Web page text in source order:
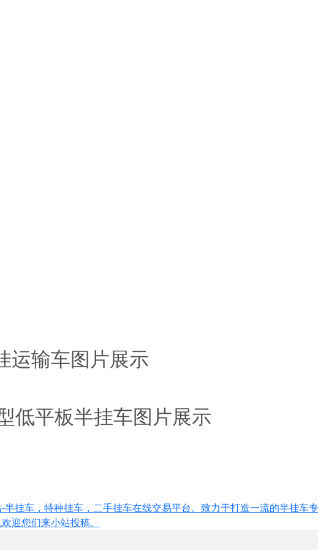
运输车图片展示
低平板半挂车图片展示
挂车，特种挂车，二手挂车在线交易平台。致力于打造一流的半挂
迎您们来小站投稿。